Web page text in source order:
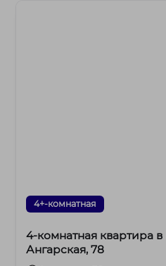
4+-комнатная
4-комнатная квартира в
Ангарская, 78